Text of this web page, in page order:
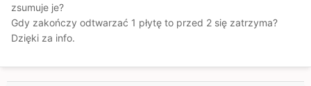
zsumuje je?
Gdy zakończy odtwarzać 1 płytę to przed 2 się zatrzyma?
Dzięki za info.